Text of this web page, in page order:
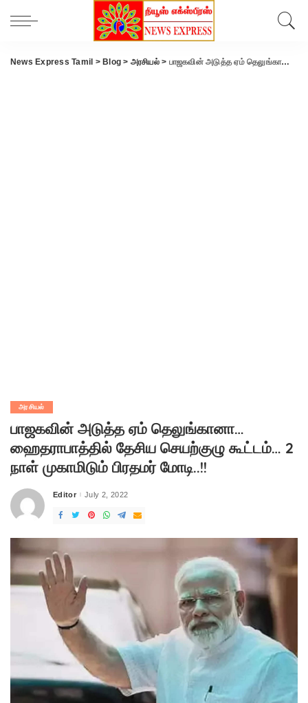
News Express Tamil > Blog > அரசியல்> பாஜகவின் அடுத்த ஏம் தெலுங்கானா… ஹைதராபாத்தில் தேசிய செயற்குழு கூட்டம்… 2 நாள் முகாமிடும் பிரதமர் மோடி..!!
அரசியல்
பாஜகவின் அடுத்த ஏம் தெலுங்கானா…
ஹைதராபாத்தில் தேசிய செயற்குழு கூட்டம்… 2
நாள் முகாமிடும் பிரதமர் மோடி..!!
Posted
Editor July 2, 2022